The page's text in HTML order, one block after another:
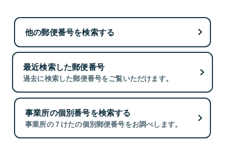
他の郵便番号を検索する
最近検索した郵便番号
過去に検索した郵便番号をご覧いただけます。
事業所の個別番号を検索する
事業所の７けたの個別郵便番号をお調べします。